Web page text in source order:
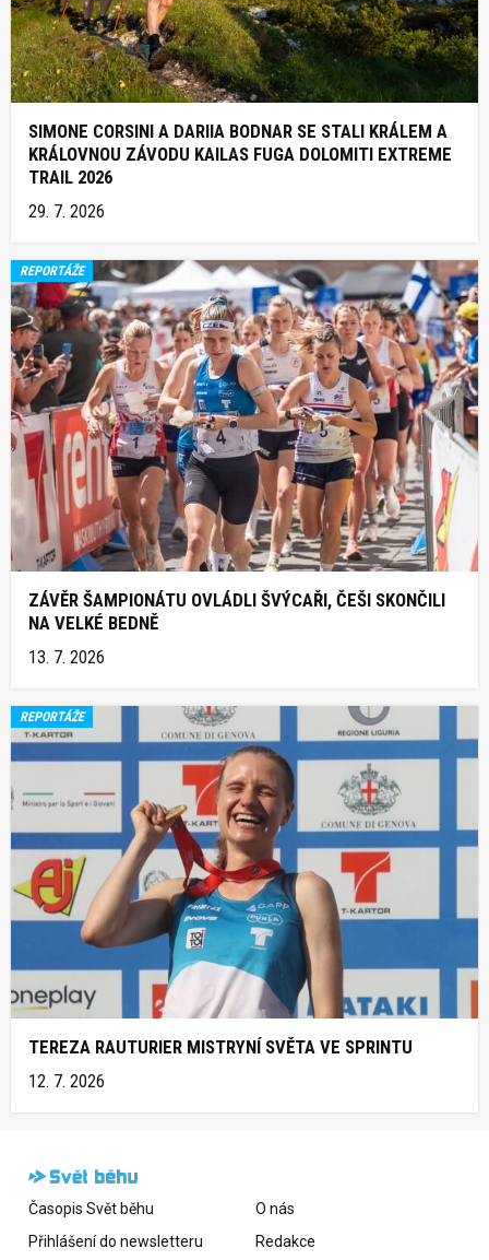
SIMONE CORSINI A DARIIA BODNAR SE STALI KRÁLEM A
KRÁLOVNOU ZÁVODU KAILAS FUGA DOLOMITI EXTREME
TRAIL 2026
29. 7. 2026
REPORTÁŽE
ZÁVĚR ŠAMPIONÁTU OVLÁDLI ŠVÝCAŘI, ČEŠI SKONČILI
NA VELKÉ BEDNĚ
13. 7. 2026
REPORTÁŽE
TEREZA RAUTURIER MISTRYNÍ SVĚTA VE SPRINTU
12. 7. 2026
Časopis Svět běhu
Přihlášení do newsletteru
O nás
Redakce